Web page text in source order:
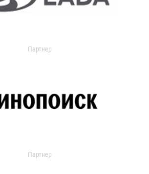
Партнер
Партнер